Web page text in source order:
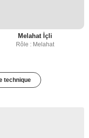
Melahat İçli
Rôle : Melahat
technique